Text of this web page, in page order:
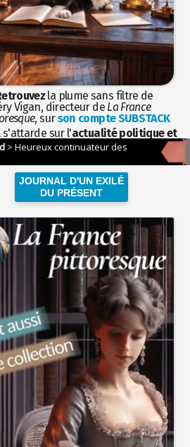
la plume sans filtre de
Vigan, directeur de La France
, surson compte SUBSTACK
s'attarde sur l'actualité politique et
avec la hauteur de vue de
JOURNAL D'UN EXILÉ
DU PRÉSENT